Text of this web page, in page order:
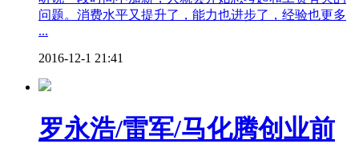
问题。消费水平又提升了，能力也进步了，经验也更多
...
2016-12-1 21:41
罗永浩/雷军/马化腾创业前